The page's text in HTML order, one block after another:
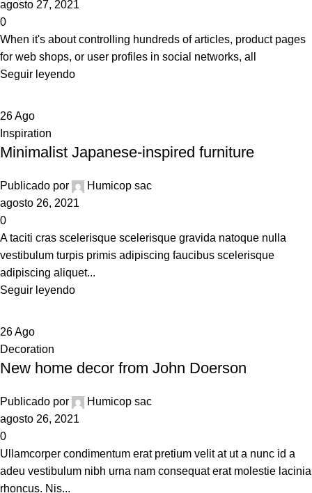
agosto 27, 2021
0
When it's about controlling hundreds of articles, product pages
for web shops, or user profiles in social networks, all
Seguir leyendo
26Ago
Inspiration
Minimalist Japanese-inspired furniture
Publicado por
Humicop sac
agosto 26, 2021
0
A taciti cras scelerisque scelerisque gravida natoque nulla
vestibulum turpis primis adipiscing faucibus scelerisque
adipiscing aliquet...
Seguir leyendo
26Ago
Decoration
New home decor from John Doerson
Publicado por
Humicop sac
agosto 26, 2021
0
Ullamcorper condimentum erat pretium velit at ut a nunc id a
adeu vestibulum nibh urna nam consequat erat molestie lacinia
rhoncus. Nis...